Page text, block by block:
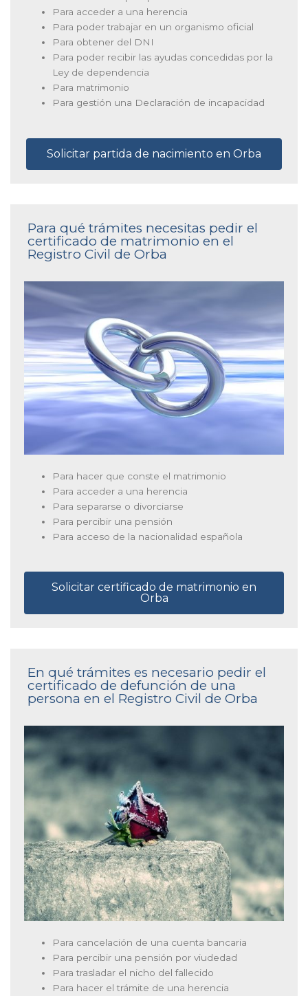
Para acceder a una herencia
Para poder trabajar en un organismo oficial
Para obtener del DNI
Para poder recibir las ayudas concedidas por la
Ley de dependencia
Para matrimonio
Para gestión una Declaración de incapacidad
Solicitar partida de nacimiento en Orba
Para qué trámites necesitas pedir el
certificado de matrimonio en el
Registro Civil de Orba
Para hacer que conste el matrimonio
Para acceder a una herencia
Para separarse o divorciarse
Para percibir una pensión
Para acceso de la nacionalidad española
Solicitar certificado de matrimonio en
Orba
En qué trámites es necesario pedir el
certificado de defunción de una
persona en el Registro Civil de Orba
Para cancelación de una cuenta bancaria
Para percibir una pensión por viudedad
Para trasladar el nicho del fallecido
Para hacer el trámite de una herencia